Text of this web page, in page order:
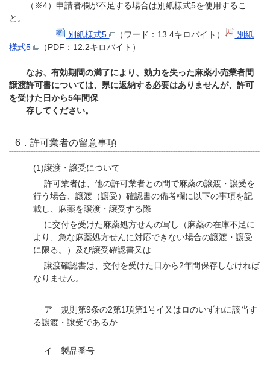
（※4）申請者欄が不足する場合は別紙様式5を使用するこ
と。
別紙様式5
（ワード：13.4キロバイト）
別紙
様式5
（PDF：12.2キロバイト）
なお、有効期間の満了により、効力を失った麻薬小売業者間
譲渡許可書については、県に返納する必要はありませんが、許可
を受けた日から5年間保
存してください。
6．許可業者の留意事項
(1)譲渡・譲受について
許可業者は、他の許可業者との間で麻薬の譲渡・譲受を
行う場合、譲渡（譲受）確認書の備考欄に以下の事項を記
載し、麻薬を譲渡・譲受する際
に交付を受けた麻薬処方せんの写し（麻薬の在庫不足に
より、急な麻薬処方せんに対応できない場合の譲渡・譲受
に限る。）及び譲受確認書又は
譲渡確認書は、交付を受けた日から2年間保存しなければ
なりません。
ア 規則第9条の2第1項第1号イ又はロのいずれに該当す
る譲渡・譲受であるか
イ 製品番号